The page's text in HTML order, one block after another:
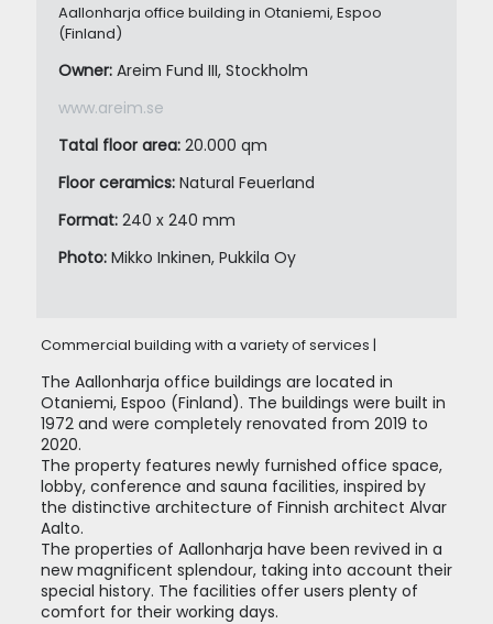
Aallonharja office building in Otaniemi, Espoo
(Finland)
Owner: Areim Fund III, Stockholm
www.areim.se
Tatal floor area: 20.000 qm
Floor ceramics: Natural Feuerland
Format: 240 x 240 mm
Photo: Mikko Inkinen, Pukkila Oy
Commercial building with a variety of services |
The Aallonharja office buildings are located in
Otaniemi, Espoo (Finland). The buildings were built in
1972 and were completely renovated from 2019 to
2020.
The property features newly furnished office space,
lobby, conference and sauna facilities, inspired by
the distinctive architecture of Finnish architect Alvar
Aalto.
The properties of Aallonharja have been revived in a
new magnificent splendour, taking into account their
special history. The facilities offer users plenty of
comfort for their working days.